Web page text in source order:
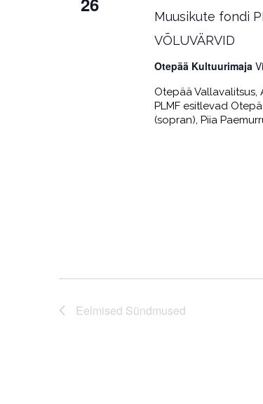
Muusikute fondi
VÕLUVÄRVID
Otepää Kultuurimaja
Otepää
PLMF esitlevad
(sopran), Piia
Eelmised Sündmused